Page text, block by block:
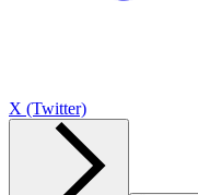
X (Twitter)